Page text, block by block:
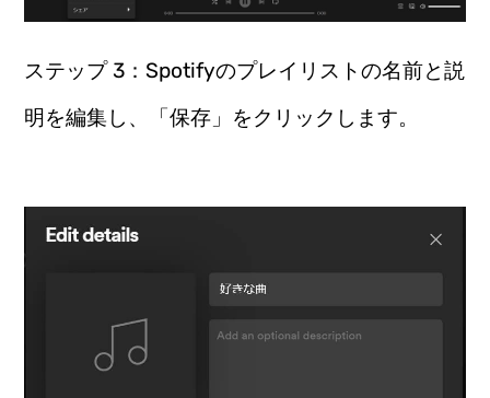
ステップ 3：Spotifyのプレイリストの名前と説
明を編集し、「保存」をクリックします。